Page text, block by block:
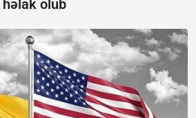
olub